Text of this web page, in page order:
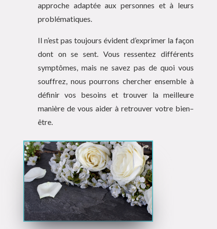
approche adaptée aux personnes et à leurs
problématiques.
Il n’est pas toujours évident d’exprimer la façon
dont on se sent. Vous ressentez différents
symptômes, mais ne savez pas de quoi vous
souffrez, nous pourrons chercher ensemble à
définir vos besoins et trouver la meilleure
manière de vous aider à retrouver votre bien–
être.